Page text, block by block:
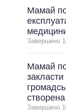
Мамай
Завершено
Мамай
закласти
створена
Завершено